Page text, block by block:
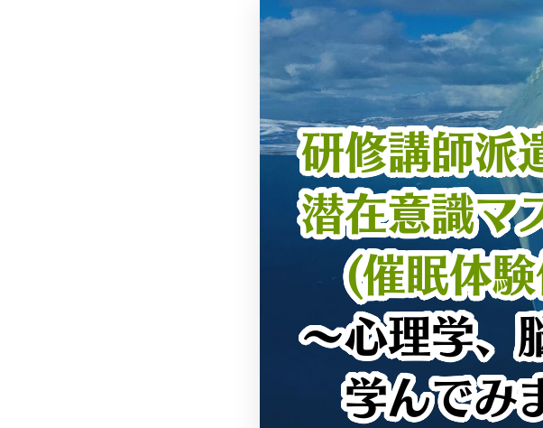
研修講師派
潜在意識マ
(催眠体
～心理学、
学んでみ